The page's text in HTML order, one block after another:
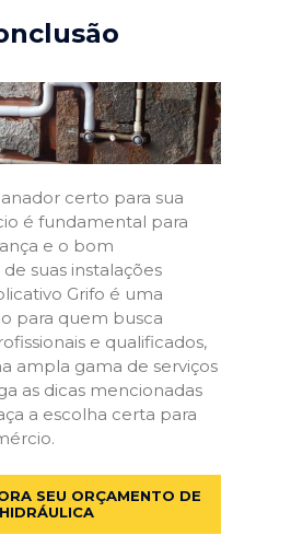
certo para sua
é fundamental para
e o bom
suas instalações
Grifo é uma
para quem busca
e qualificados,
ampla gama de serviços
as dicas mencionadas
a escolha certa para
SEU ORÇAMENTO DE
HIDRÁULICA